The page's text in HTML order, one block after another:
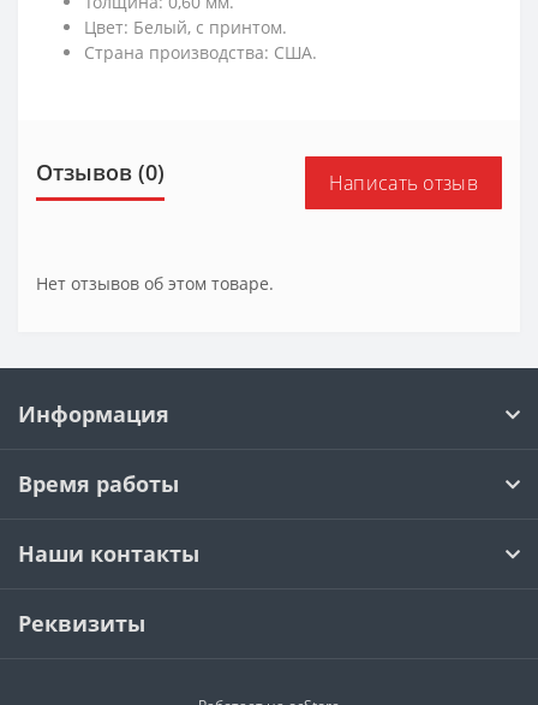
Цвет: Белый, с принтом.
Страна производства: США.
Отзывов (0) Написать отзыв
Нет отзывов об этом товаре.
Информация
Время работы
Наши контакты
Реквизиты